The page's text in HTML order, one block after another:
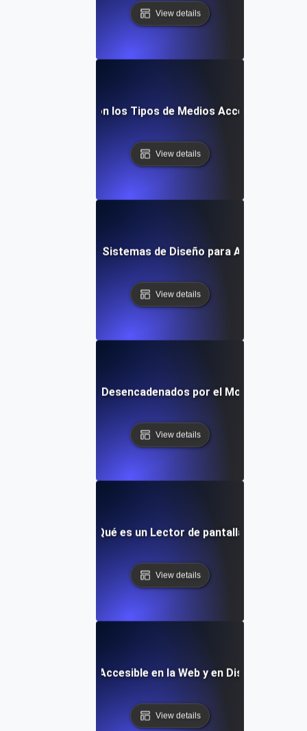
View details
¿Qué son los Tipos de Medios Accesibles?
View details
¿Qué son los Sistemas de Diseño para Accesibilidad?
View details
los Trastornos Desencadenados por el Movimiento en
View details
¿Qué es un Lector de pantalla?
View details
¿Qué es un Diseño Accesible en la Web y en Dispositivos
View details